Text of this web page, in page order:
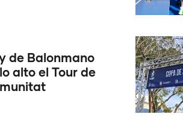
de Balonmano
alto el Tour de